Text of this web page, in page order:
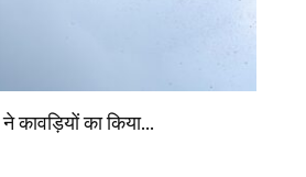
ने कावड़ियों का किया…